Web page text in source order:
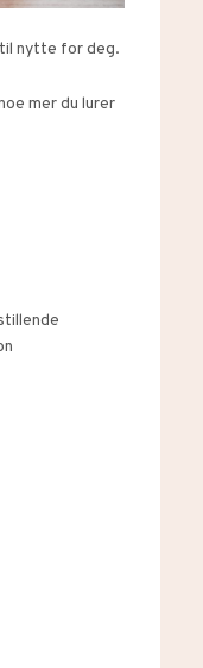
nytte for deg.
mer du lurer